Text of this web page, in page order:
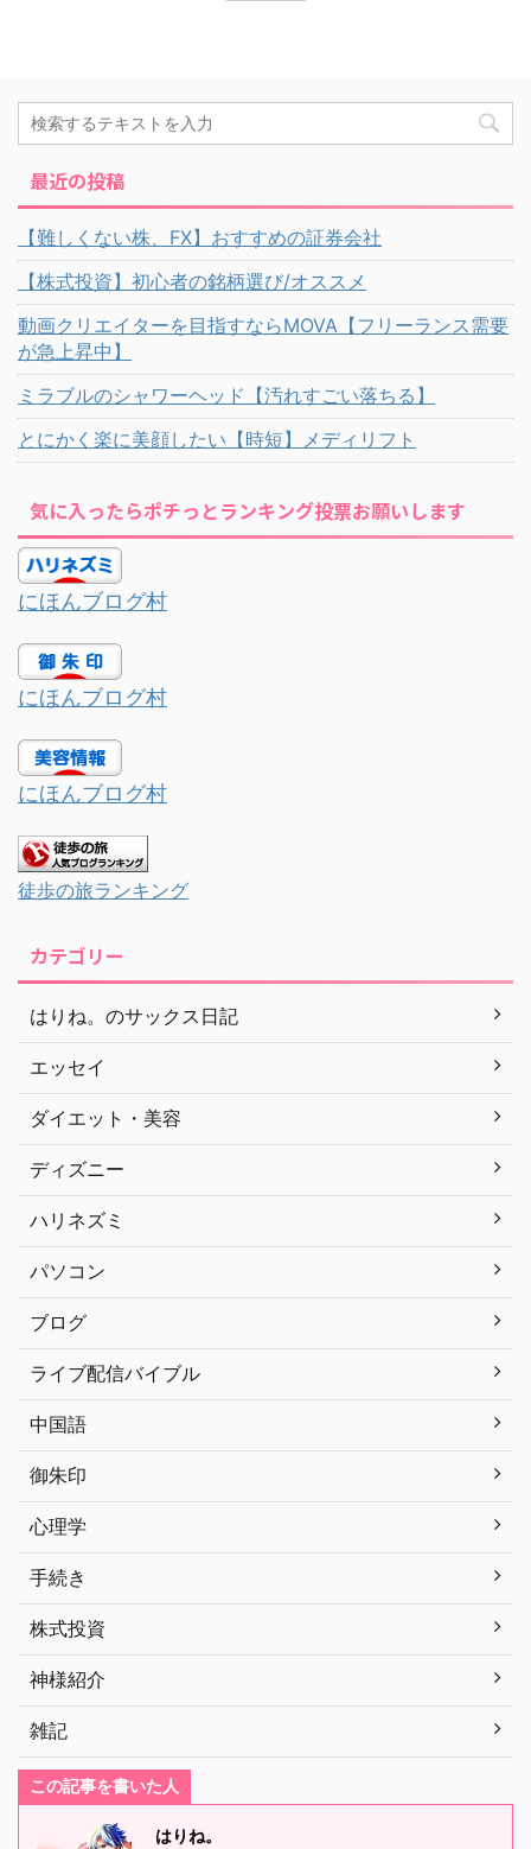
最近の投稿
【難しくない株、FX】おすすめの証券会社
【株式投資】初心者の銘柄選び/オススメ
動画クリエイターを目指すならMOVA【フリーランス需要
が急上昇中】
ミラブルのシャワーヘッド【汚れすごい落ちる】
とにかく楽に美顔したい【時短】メディリフト
気に入ったらポチっとランキング投票お願いします
にほんブログ村
にほんブログ村
にほんブログ村
徒歩の旅ランキング
カテゴリー
はりね。のサックス日記
エッセイ
ダイエット・美容
ディズニー
ハリネズミ
パソコン
ブログ
ライブ配信バイブル
中国語
御朱印
心理学
手続き
株式投資
神様紹介
雑記
この記事を書いた人
はりね。